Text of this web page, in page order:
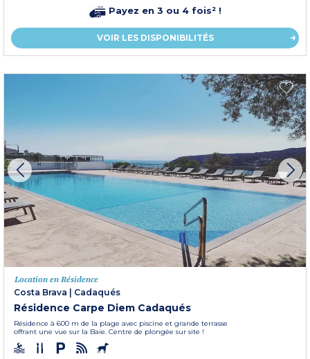
Payez en 3 ou 4 fois² !
VOIR LES DISPONIBILITÉS
Location en Résidence
Costa Brava | Cadaqués
Résidence Carpe Diem Cadaqués
Résidence à 600 m de la plage avec piscine et grande terrasse
offrant une vue sur la Baie. Centre de plongée sur site !